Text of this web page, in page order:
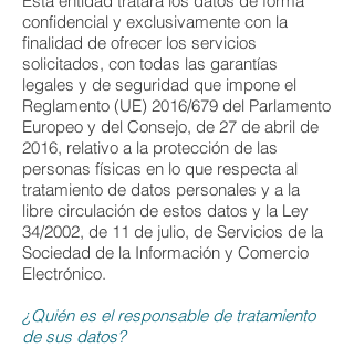
confidencial y exclusivamente con la
finalidad de ofrecer los servicios
solicitados, con todas las garantías
legales y de seguridad que impone el
Reglamento (UE) 2016/679 del Parlamento
Europeo y del Consejo, de 27 de abril de
2016, relativo a la protección de las
personas físicas en lo que respecta al
tratamiento de datos personales y a la
libre circulación de estos datos y la Ley
34/2002, de 11 de julio, de Servicios de la
Sociedad de la Información y Comercio
Electrónico.
¿Quién es el responsable de tratamiento
de sus datos?